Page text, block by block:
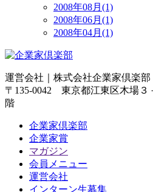
2008年08月(1)
2008年06月(1)
2008年04月(1)
運営会社｜ 株式会社企業家倶楽部
〒135-0042 東京都江東区木場３
階
企業家倶楽部
企業家賞
マガジン
会員メニュー
運営会社
インターン生募集